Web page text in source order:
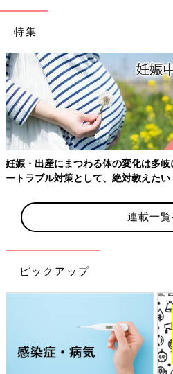
す。
「抗がん剤」とは？
抗がん剤は「増える細胞を倒す薬
けでなく、増える速度が速い正常
作る力が一時的に抑制されます。
的なので、ある程度の時間が経過す
す。その回復を待つ間、赤血球や
行って対応します。
白血球の減少は輸血では補えない
いる間は免疫力が低下し、肺炎に
服用します。
【脱毛】
髪の毛の細胞は増える速度が速い
療中は髪の毛が抜けます。抗がん剤
め、入院治療中は髪の毛がほとん
終われば髪の毛は生えてきます。
特集
妊娠・出産にまつわる体の変化は多
ートラブル対策として、絶対教えた
連載一
ピックアップ